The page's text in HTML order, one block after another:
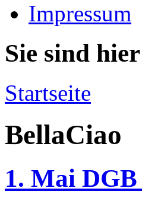
Impressum
Sie sind hier
Startseite
BellaCiao
1. Mai